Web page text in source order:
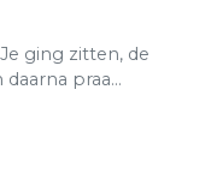
ging zitten, de
praa...